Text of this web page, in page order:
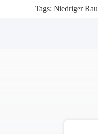
Tags: Niedriger